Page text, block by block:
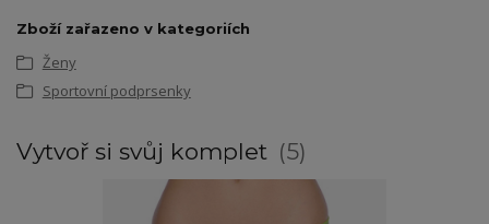
Zboží zařazeno v kategoriích
Ženy
Sportovní podprsenky
Vytvoř si svůj komplet 5